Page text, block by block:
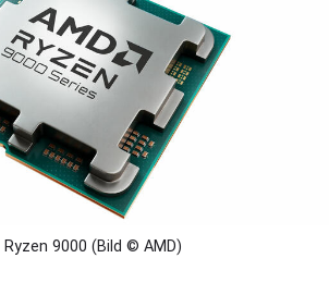
an die Spitze des CPU-Marktes
Ryzen 9000 (Bild © AMD)